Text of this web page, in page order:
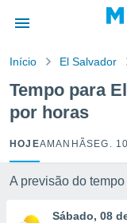
da
foi
para
fornecidas
a este
Início El Salvador
Tempo para
por horas
HOJEAMANHÃSEG.
A previsão do
Sábado, 08